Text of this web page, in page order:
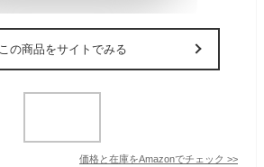
この商品をサイトでみる
価格と在庫をAmazonでチェック >>